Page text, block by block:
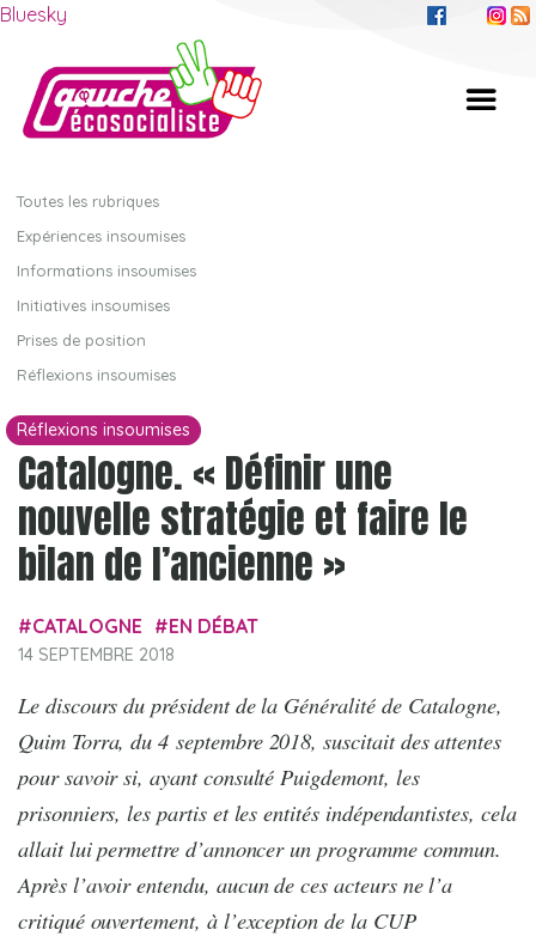
Bluesky
Toutes les rubriques
Expériences insoumises
Informations insoumises
Initiatives insoumises
Prises de position
Réflexions insoumises
Réflexions insoumises
Catalogne. « Définir une
nouvelle stratégie et faire le
bilan de l’ancienne »
CATALOGNE EN DÉBAT
14 SEPTEMBRE 2018
Le discours du président de la Généralité de Catalogne,
Quim Torra, du 4 septembre 2018, suscitait des attentes
pour savoir si, ayant consulté Puigdemont, les
prisonniers, les partis et les entités indépendantistes, cela
allait lui permettre d’annoncer un programme commun.
Après l’avoir entendu, aucun de ces acteurs ne l’a
critiqué ouvertement, à l’exception de la CUP